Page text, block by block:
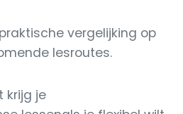
vergelijking op
lesroutes.
krijg je